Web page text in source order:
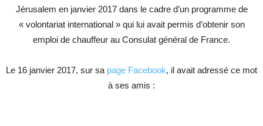
Jérusalem en janvier 2017 dans le cadre d’un programme de
« volontariat international » qui lui avait permis d’obtenir son
emploi de chauffeur au Consulat général de France.
Le 16 janvier 2017, sur sa page Facebook, il avait adressé ce mot
à ses amis :